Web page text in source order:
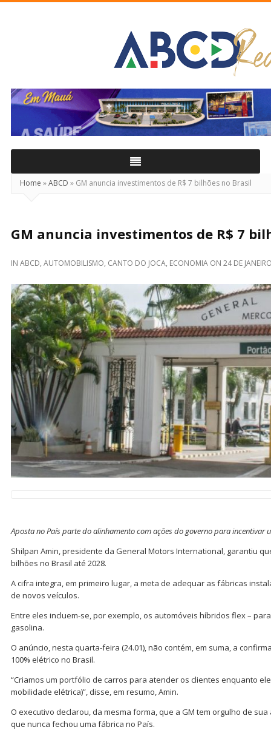
Real
Home »ABCD » GM anuncia investimentos de R$ 7 bilhões no Brasil
GM anuncia investimentos de R$ 7
IN ABCD, AUTOMOBILISMO, CANTO DO JOCA, ECONOMIA ON 24 DE
Aposta no País parte do alinhamento com ações do governo para incentivar
Shilpan Amin, presidente da General Motors International, garantiu
bilhões no Brasil até 2028.
A cifra integra, em primeiro lugar, a meta de adequar as fábricas
de novos veículos.
Entre eles incluem-se, por exemplo, os automóveis híbridos flex –
gasolina.
O anúncio, nesta quarta-feira (24.01), não contém, em suma, a
100% elétrico no Brasil.
“Criamos um portfólio de carros para atender os clientes enquanto
mobilidade elétrica)”, disse, em resumo, Amin.
O executivo declarou, da mesma forma, que a GM tem orgulho de
que nunca fechou uma fábrica no País.